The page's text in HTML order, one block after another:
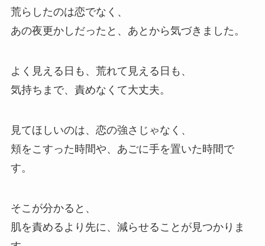
荒らしたのは恋でなく、
あの夜更かしだったと、あとから気づきました。
よく見える日も、荒れて見える日も、
気持ちまで、責めなくて大丈夫。
見てほしいのは、恋の強さじゃなく、
頬をこすった時間や、あごに手を置いた時間で
す。
そこが分かると、
肌を責めるより先に、減らせることが見つかりま